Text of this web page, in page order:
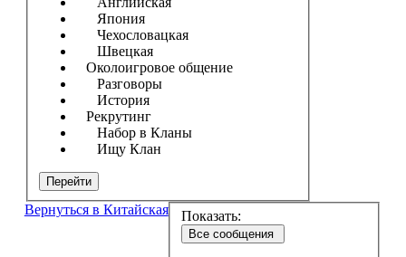
Япония
Чехословацкая
Швецкая
Околоигровое общение
Разговоры
История
Рекрутинг
Набор в Кланы
Ищу Клан
Перейти
Вернуться в Китайская Показать:
Все сообщения